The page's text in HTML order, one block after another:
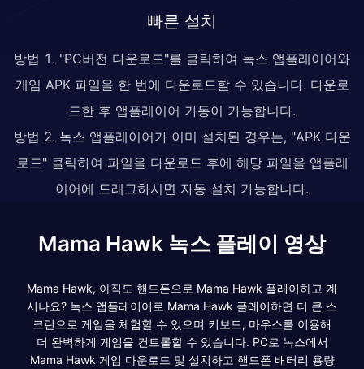
빠른 설치
방법 1. "PC버전 다운로드"를 클릭하여 녹스 앱플레이어와
게임 APK 파일을 한 번에 다운로드할 수 있습니다. 다운로
드한 후 앱플레이어 가동이 가능합니다.
방법 2. 녹스 앱플레이어가 이미 설치된 경우는, "APK 다운
로드" 클릭하여 파일을 다운로드 후에 해당 파일을 앱플레
이어에 드래그하시면 자동 설치 가능합니다.
Mama Hawk 녹스 플레이 영상
Mama Hawk, 아직도 핸드폰으로 Mama Hawk 플레이하고 계
시나요? 녹스 앱플레이어로 Mama Hawk 플레이하면 더 큰 스
크린으로 게임을 체험할 수 있으며 키보드, 마우스를 이용해
더 완벽하게 게임을 컨트롤할 수 있습니다. PC로 녹스에서
Mama Hawk 게임 다운로드 및 설치하고 핸드폰 배터리 용량